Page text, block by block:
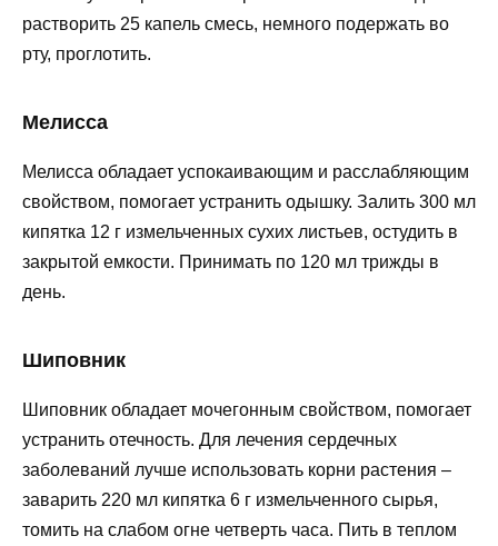
растворить 25 капель смесь, немного подержать во
рту, проглотить.
Мелисса
Мелисса обладает успокаивающим и расслабляющим
свойством, помогает устранить одышку. Залить 300 мл
кипятка 12 г измельченных сухих листьев, остудить в
закрытой емкости. Принимать по 120 мл трижды в
день.
Шиповник
Шиповник обладает мочегонным свойством, помогает
устранить отечность. Для лечения сердечных
заболеваний лучше использовать корни растения –
заварить 220 мл кипятка 6 г измельченного сырья,
томить на слабом огне четверть часа. Пить в теплом